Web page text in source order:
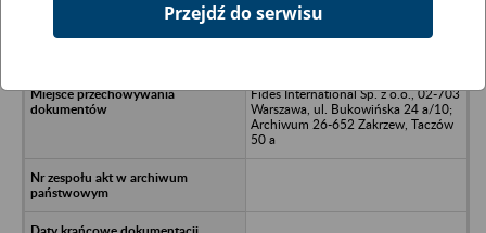
Almeco S.A, ul. 3-go Maja 74; 26-
Fides International Sp. z o.o., 02-703
Warszawa, ul. Bukowińska 24 a/10;
Archiwum 26-652 Zakrzew, Taczów
50 a
Przejdź do serwisu